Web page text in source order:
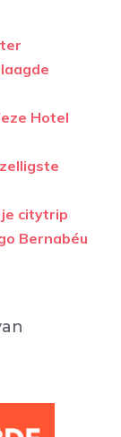
Hotel
je citytrip
Bernabéu